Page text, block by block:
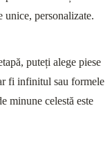
unice, personalizate.
puteți alege piese
fi infinitul sau formele
minune celestă este